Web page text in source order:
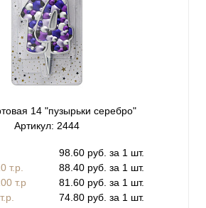
свеча тортовая 14 "пузырьки серебро"
Артикул: 2444
98.60 руб. за 1 шт.
т.р.
88.40 руб. за 1 шт.
т.р
81.60 руб. за 1 шт.
74.80 руб. за 1 шт.